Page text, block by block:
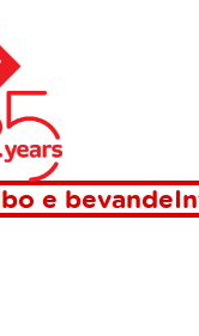
e bevande